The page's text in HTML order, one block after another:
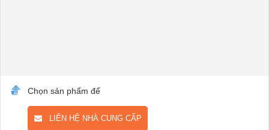
Chọn sản phẩm để
LIÊN HỆ NHÀ CUNG CẤP